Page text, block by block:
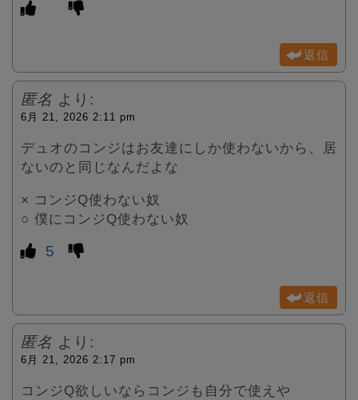
返信
匿名 より:
6月 21, 2026 2:11 pm
デュオのコンジはお友達にしか使わないから、居
ないのと同じなんだよな
× コンジQ使わない奴
○ 僕にコンジQ使わない奴
5
返信
匿名 より:
6月 21, 2026 2:17 pm
コンジQ欲しいならコンジも自分で使えや